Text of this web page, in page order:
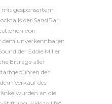
mit gesponsertem
der SansiBar
von
dem unverkennbaren
der Eddie Miller
Erträge aller
der
Verkauf des
wurden an die